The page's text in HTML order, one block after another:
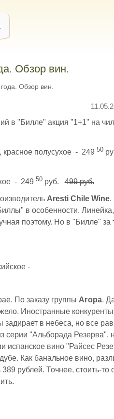
Обзор вин.
Обзор вин.
в "Билле" акция "1+1" на
красное полусухое - 249 50
- 249 50руб.499 руб.
Aresti Chile Wine.
в особенности.
поэтому. Но в "Билле" за
-
По заказу группы Агора.
Иностранные
в небеса, но все
серии "Альборада Резерва",
испанское вино "Райсес
Как банальное вино,
рублей. Точнее, стоить-то